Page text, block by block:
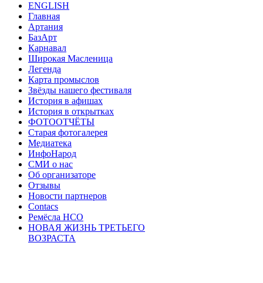
ENGLISH
Главная
Артания
БазАрт
Карнавал
Широкая Масленица
Легенда
Карта промыслов
Звёзды нашего фестиваля
История в афишах
История в открытках
ФОТООТЧЁТЫ
Старая фотогалерея
Медиатека
ИнфоНарод
СМИ о нас
Об организаторе
Отзывы
Новости партнеров
Contacs
Ремёсла НСО
НОВАЯ ЖИЗНЬ ТРЕТЬЕГО
ВОЗРАСТА